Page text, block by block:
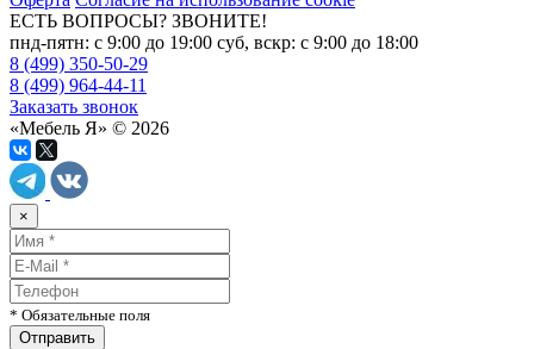
ЕСТЬ ВОПРОСЫ? ЗВОНИТЕ!
пнд-пятн: с 9:00 до 19:00 суб, вскр: с 9:00 до 18:00
8 (499) 350-50-29
8 (499) 964-44-11
Заказать звонок
«Мебель Я» © 2026
×
* Обязательные поля